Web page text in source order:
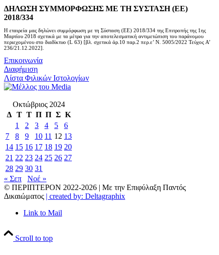
ΔΗΛΩΣΗ ΣΥΜΜΟΡΦΩΣΗΣ ΜΕ ΤΗ ΣΥΣΤΑΣΗ (ΕΕ)
2018/334
Η εταιρεία μας δηλώνει συμμόρφωση με τη Σύσταση (ΕΕ) 2018/334 της Επιτροπής της 1ης
Μαρτίου 2018 σχετικά με τα μέτρα για την αποτελεσματική αντιμετώπιση του παράνομου
περιεχομένου στο διαδίκτυο (L 63) [βλ. σχετικά άρ.10 παρ.2 περ.ε’ Ν. 5005/2022 Τεύχος A’
236/21.12.2022].
Επικοινωνία
Διαφήμιση
Λίστα Φιλικών Ιστολογίων
Οκτώβριος 2024
Δ Τ Τ Π Π Σ Κ
1
2 3 4 5
6
7
8 9 10 11 12 13
14 15 16 17 18 19 20
21 22 23 24 25 26 27
28 29 30 31
« Σεπ
Νοέ »
© ΠΕΡΙΠΤΕΡΟΝ 2022-2026 | Με την Επιφύλαξη Παντός
Δικαιώματος | created by: Deltagraphix
Link to Mail
Scroll to top